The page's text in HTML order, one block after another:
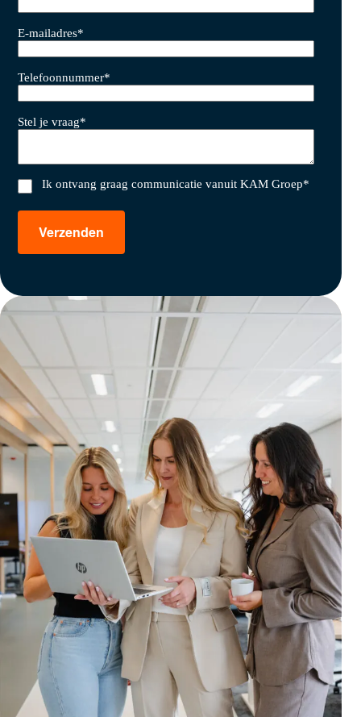
E-mailadres*
Telefoonnummer*
Stel je vraag*
Ik ontvang graag communicatie vanuit KAM Groep*